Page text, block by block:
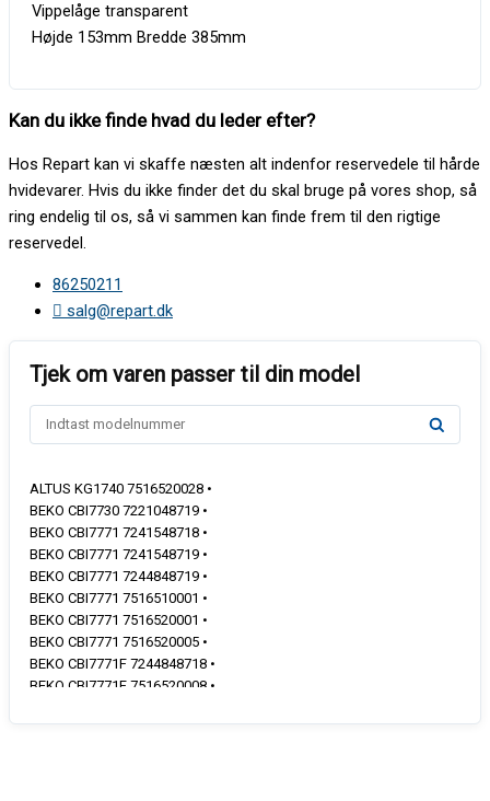
Vippelåge transparent
Højde 153mm Bredde 385mm
Kan du ikke finde hvad du leder efter?
Hos Repart kan vi skaffe næsten alt indenfor reservedele til hårde
hvidevarer. Hvis du ikke finder det du skal bruge på vores shop, så
ring endelig til os, så vi sammen kan finde frem til den rigtige
reservedel.
86250211
salg@repart.dk
ALTUS KG1740 7516520028 •
BEKO CBI7730 7221048719 •
BEKO CBI7771 7241548718 •
BEKO CBI7771 7241548719 •
BEKO CBI7771 7244848719 •
BEKO CBI7771 7516510001 •
BEKO CBI7771 7516520001 •
BEKO CBI7771 7516520005 •
BEKO CBI7771F 7244848718 •
BEKO CBI7771F 7516520008 •
BEKO QC55FB&Q 7244646309 •